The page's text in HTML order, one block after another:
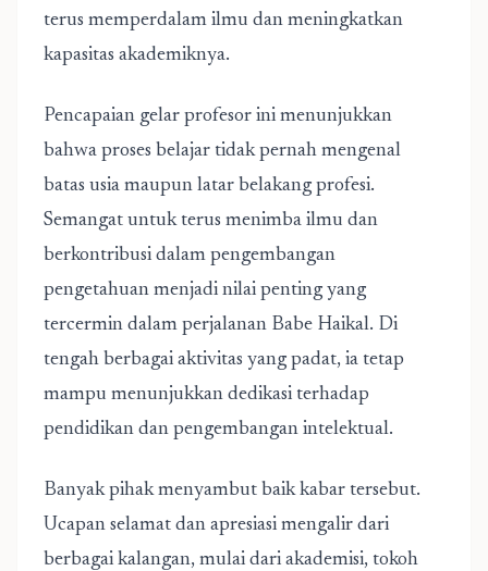
terus memperdalam ilmu dan meningkatkan
kapasitas akademiknya.
Pencapaian gelar profesor ini menunjukkan
bahwa proses belajar tidak pernah mengenal
batas usia maupun latar belakang profesi.
Semangat untuk terus menimba ilmu dan
berkontribusi dalam pengembangan
pengetahuan menjadi nilai penting yang
tercermin dalam perjalanan Babe Haikal. Di
tengah berbagai aktivitas yang padat, ia tetap
mampu menunjukkan dedikasi terhadap
pendidikan dan pengembangan intelektual.
Banyak pihak menyambut baik kabar tersebut.
Ucapan selamat dan apresiasi mengalir dari
berbagai kalangan, mulai dari akademisi, tokoh